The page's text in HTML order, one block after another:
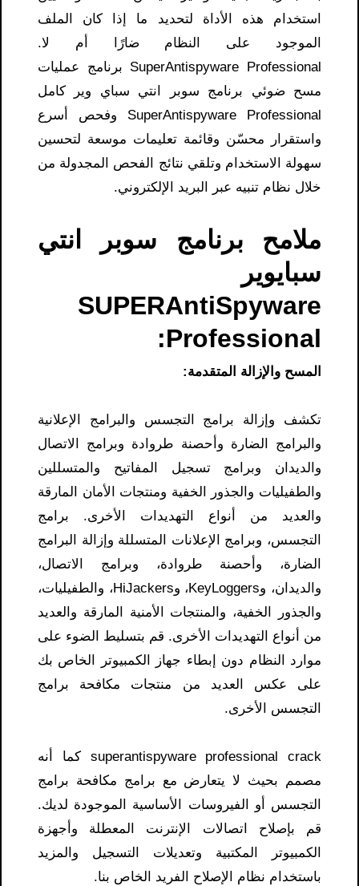
استخدام هذه الأداة لتحديد ما إذا كان الملف
الموجود على النظام ضارًا أم لا.
SuperAntispyware Professional برنامج
عمليات
مسح ضوئي برنامج سوبر انتي سباي وير كامل
SuperAntispyware Professional
وفحص أسرع
واستقرار محسّن وقائمة تعليمات موسعة لتحسين
سهولة الاستخدام وتلقي نتائج الفحص المجدولة من
خلال نظام تنبيه عبر البريد الإلكتروني.
ملامح برنامج سوبر انتي
سبايوير
SUPERAntiSpyware
Professional:
المسح والإزالة المتقدمة:
تكشف وإزالة برامج التجسس والبرامج الإعلانية
والبرامج الضارة وأحصنة طروادة وبرامج الاتصال
والديدان وبرامج تسجيل المفاتيح والمتسللين
والطفيليات والجذور الخفية ومنتجات الأمان المارقة
والعديد من أنواع التهديدات الأخرى. برامج
التجسس، وبرامج الإعلانات المتسللة وإزالة البرامج
الضارة، وأحصنة طروادة، وبرامج الاتصال،
والديدان، وKeyLoggers، وHiJackers، والطفيليات،
والجذور الخفية، والمنتجات الأمنية المارقة والعديد
من أنواع التهديدات الأخرى. قم بتسليط الضوء على
موارد النظام دون إبطاء جهاز الكمبيوتر الخاص بك
على عكس العديد من منتجات مكافحة برامج
التجسس الأخرى.
superantispyware professional crack كما أنه
مصمم بحيث لا يتعارض مع برامج مكافحة برامج
التجسس أو الفيروسات الأساسية الموجودة لديك.
قم بإصلاح اتصالات الإنترنت المعطلة وأجهزة
الكمبيوتر المكتبية وتعديلات التسجيل والمزيد
باستخدام نظام الإصلاح الفريد الخاص بنا.